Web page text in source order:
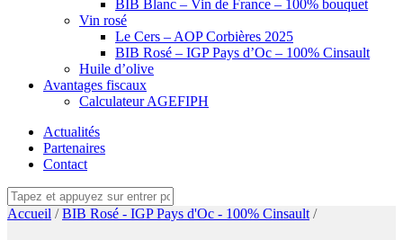
BIB Blanc – Vin de France – 100% bouquet
Vin rosé
Le Cers – AOP Corbières 2025
BIB Rosé – IGP Pays d’Oc – 100% Cinsault
Huile d’olive
Avantages fiscaux
Calculateur AGEFIPH
Actualités
Partenaires
Contact
Accueil /BIB Rosé - IGP Pays d'Oc - 100% Cinsault /